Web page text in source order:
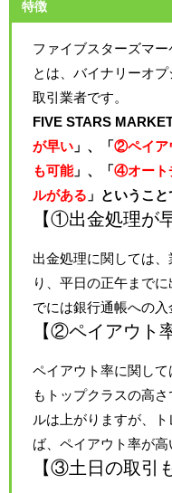
特徴
ファイブスターズマ
とは、バイナリーオ
取引業者です。
FIVE STARS
が早い」、「 ②ペイア
も可能」、「 ④オート
ルがある 」ということ
【①出金処理が
出金処理に関しては
り、平日の正午まで
でには銀行通帳への入
【②ペイアウト
ペイアウト率に関し
もトップクラスの高
ルは上がりますが、
ば、ペイアウト率が高
【③土日の取引